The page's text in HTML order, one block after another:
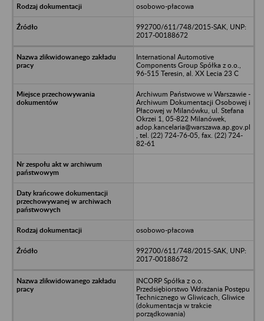
osobowo-płacowa
992700/611/748/2015-SAK, UNP:
2017-00188672
International Automotive
Components Group Spółka z o.o.,
96-515 Teresin, al. XX Lecia 23 C
Archiwum Państwowe w Warszawie -
Archiwum Dokumentacji Osobowej i
Płacowej w Milanówku, ul. Stefana
Okrzei 1, 05-822 Milanówek,
adop.kancelaria@warszawa.ap.gov.pl
, tel. (22) 724-76-05, fax. (22) 724-
82-61
osobowo-płacowa
992700/611/748/2015-SAK, UNP:
2017-00188672
INCORP Spółka z o.o.
Przedsiębiorstwo Wdrażania Postępu
Technicznego w Gliwicach, Gliwice
(dokumentacja w trakcie
porządkowania)